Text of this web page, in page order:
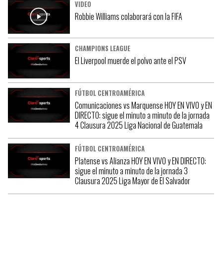
VIDEO
Robbie Williams colaborará con la FIFA
CHAMPIONS LEAGUE
El Liverpool muerde el polvo ante el PSV
FÚTBOL CENTROAMÉRICA
Comunicaciones vs Marquense HOY EN VIVO y EN
DIRECTO: sigue el minuto a minuto de la jornada
4 Clausura 2025 Liga Nacional de Guatemala
FÚTBOL CENTROAMÉRICA
Platense vs Alianza HOY EN VIVO y EN DIRECTO:
sigue el minuto a minuto de la jornada 3
Clausura 2025 Liga Mayor de El Salvador